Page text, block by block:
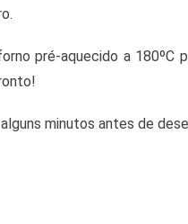
pré-aquecido a
minutos antes de